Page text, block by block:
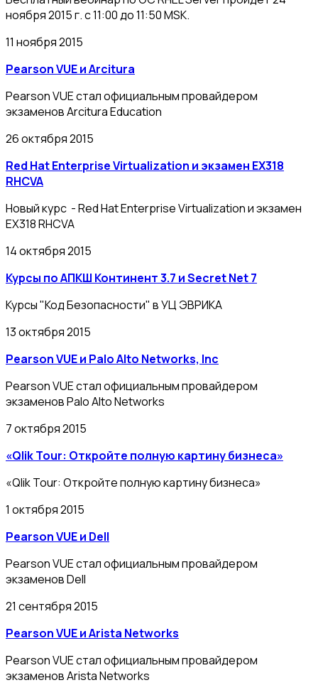
ноября 2015 г. с 11:00 до 11:50 MSK.
11 ноября 2015
Pearson VUE и Arcitura
Pearson VUE стал официальным провайдером
экзаменов Arcitura Education
26 октября 2015
Red Hat Enterprise Virtualization и экзамен EX318
RHCVA
Новый курс - Red Hat Enterprise Virtualization и экзамен
EX318 RHCVA
14 октября 2015
Курсы по АПКШ Континент 3.7 и Secret Net 7
Курсы "Код Безопасности" в УЦ ЭВРИКА
13 октября 2015
Pearson VUE и Palo Alto Networks, Inc
Pearson VUE стал официальным провайдером
экзаменов Palo Alto Networks
7 октября 2015
«Qlik Tour: Откройте полную картину бизнеса»
«Qlik Tour: Откройте полную картину бизнеса»
1 октября 2015
Pearson VUE и Dell
Pearson VUE стал официальным провайдером
экзаменов Dell
21 сентября 2015
Pearson VUE и Arista Networks
Pearson VUE стал официальным провайдером
экзаменов Arista Networks